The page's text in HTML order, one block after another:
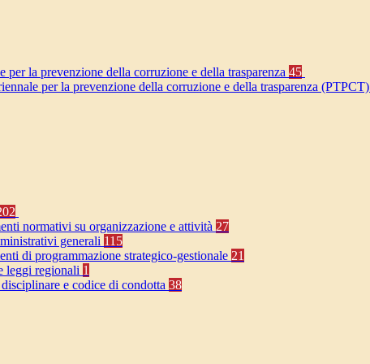
per la prevenzione della corruzione e della trasparenza 45
per la prevenzione della corruzione e della trasparenza (PTPCT)
normativi su organizzazione e attività 27
generali 115
di programmazione strategico-gestionale 21
leggi regionali 1
e codice di condotta 38